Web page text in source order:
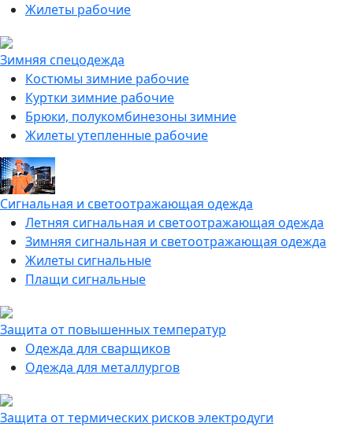
Жилеты рабочие
Зимняя спецодежда
Костюмы зимние рабочие
Куртки зимние рабочие
Брюки, полукомбинезоны зимние
Жилеты утепленные рабочие
Сигнальная и светоотражающая одежда
Летняя сигнальная и светоотражающая одежда
Зимняя сигнальная и светоотражающая одежда
Жилеты сигнальные
Плащи сигнальные
Защита от повышенных температур
Одежда для сварщиков
Одежда для металлургов
Защита от термических рисков электродуги